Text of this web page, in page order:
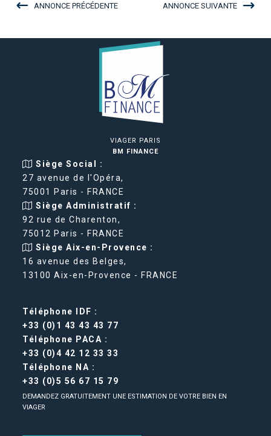
ANNONCE PRÉCÉDENTE ANNONCE SUIVANTE
VIAGER PARIS
BM FINANCE
Siège Social :
27 avenue de l'Opéra,
75001 Paris - FRANCE
Siège Administratif :
92 rue de Charenton,
75012 Paris - FRANCE
Siège Aix-en-Provence :
16 avenue des Belges,
13100 Aix-en-Provence - FRANCE
Téléphone IDF :
+33 (0)1 43 43 43 77
Téléphone PACA :
+33 (0)4 42 12 33 33
Téléphone NA :
+33 (0)5 56 67 15 79
DEMANDEZ GRATUITEMENT UNE ESTIMATION DE VOTRE BIEN EN
VIAGER